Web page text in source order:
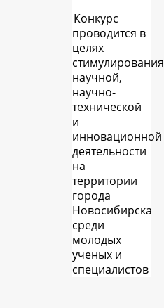
Конкурс
проводится в
целях
стимулирования
научной,
научно-
технической
и
инновационной
деятельности
на
территории
города
Новосибирска
среди
молодых
ученых и
специалистов